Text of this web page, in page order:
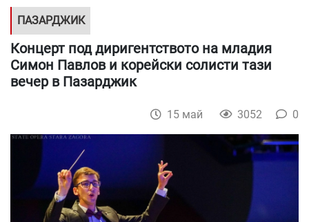
ПАЗАРДЖИК
Концерт под диригентството на младия
Симон Павлов и корейски солисти тази
вечер в Пазарджик
15 май 3052 0